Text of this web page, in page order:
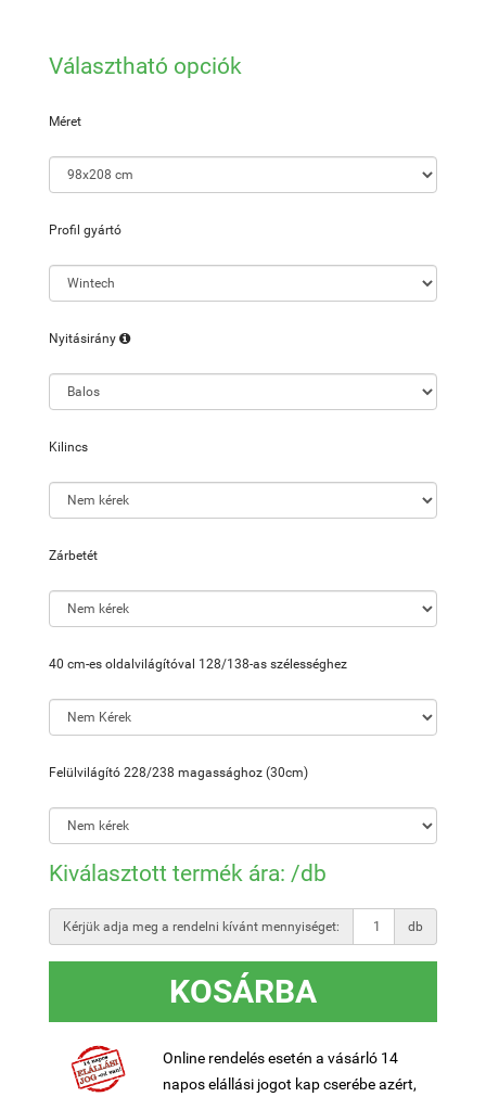
Választható opciók
Méret
Profil gyártó
Nyitásirány
Kilincs
Zárbetét
40 cm-es oldalvilágítóval 128/138-as szélességhez
Felülvilágító 228/238 magassághoz (30cm)
Kiválasztott termék ára: /db
Kérjük adja meg a rendelni kívánt mennyiséget: db
KOSÁRBA
Online rendelés esetén a vásárló 14
napos elállási jogot kap cserébe azért,